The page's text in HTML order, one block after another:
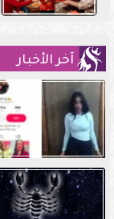
آخر الأخبار